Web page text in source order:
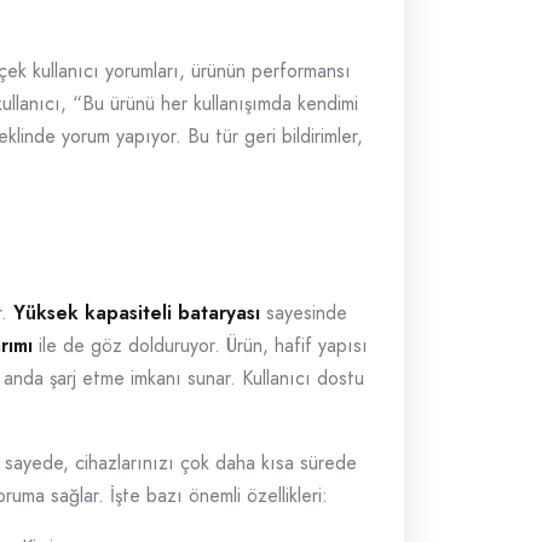
kullanıcı yorumları, ürünün performansı
“Bu ürünü her kullanışımda kendimi
yorum yapıyor. Bu tür geri bildirimler,
Yüksek kapasiteli bataryası sayesinde
ile de göz dolduruyor. Ürün, hafif yapısı
şarj etme imkanı sunar. Kullanıcı dostu
cihazlarınızı çok daha kısa sürede
sağlar. İşte bazı önemli özellikleri: